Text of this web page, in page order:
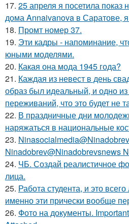
17. 25 апреля я посетила показ
дома Annaivanova в Саратове, я
18. Промт номер 37.
19. Эти кадры - напоминание,
юными моделями.
20. Какая она мода 1945 года?
21. Каждая из невест в день
образ был идеальный, и одно
переживаний, что это будет не
22. В праздничные дни
наряжаться в национальные
23.
Ninadobrev@Ninadobrevsnews
24. ЧБ. Создай реалистичное
лица.
25. Работа студента, и это
именно эти прически вообще
26. Фото на документы.